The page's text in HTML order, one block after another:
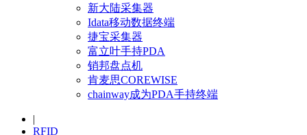
新大陆采集器
Idata移动数据终端
捷宝采集器
富立叶手持PDA
销邦盘点机
肯麦思COREWISE
chainway成为PDA手持终端
|
RFID